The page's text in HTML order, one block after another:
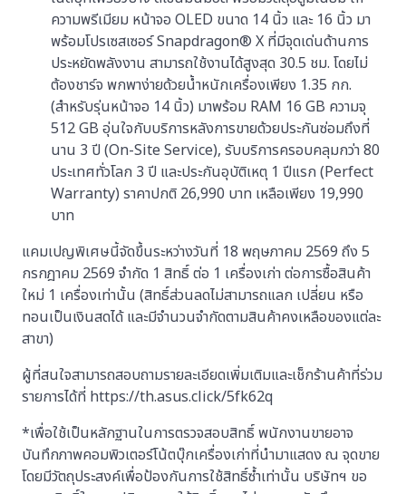
ความพรีเมียม หน้าจอ OLED ขนาด 14 นิ้ว และ 16 นิ้ว มา
พร้อมโปรเซสเซอร์ Snapdragon® X ที่มีจุดเด่นด้านการ
ประหยัดพลังงาน สามารถใช้งานได้สูงสุด 30.5 ชม. โดยไม่
ต้องชาร์จ พกพาง่ายด้วยน้ำหนักเครื่องเพียง 1.35 กก.
(สำหรับรุ่นหน้าจอ 14 นิ้ว) มาพร้อม RAM 16 GB ความจุ
512 GB อุ่นใจกับบริการหลังการขายด้วยประกันซ่อมถึงที่
นาน 3 ปี (On-Site Service), รับบริการครอบคลุมกว่า 80
ประเทศทั่วโลก 3 ปี และประกันอุบัติเหตุ 1 ปีแรก (Perfect
Warranty) ราคาปกติ 26,990 บาท เหลือเพียง 19,990
บาท
แคมเปญพิเศษนี้จัดขึ้นระหว่างวันที่ 18 พฤษภาคม 2569 ถึง 5
กรกฎาคม 2569 จำกัด 1 สิทธิ์ ต่อ 1 เครื่องเก่า ต่อการซื้อสินค้า
ใหม่ 1 เครื่องเท่านั้น (สิทธิ์ส่วนลดไม่สามารถแลก เปลี่ยน หรือ
ทอนเป็นเงินสดได้ และมีจำนวนจำกัดตามสินค้าคงเหลือของแต่ละ
สาขา)
ผู้ที่สนใจสามารถสอบถามรายละเอียดเพิ่มเติมและเช็กร้านค้าที่ร่วม
รายการได้ที่ https://th.asus.click/5fk62q
*เพื่อใช้เป็นหลักฐานในการตรวจสอบสิทธิ์ พนักงานขายอาจ
บันทึกภาพคอมพิวเตอร์โน้ตบุ๊กเครื่องเก่าที่นำมาแสดง ณ จุดขาย
โดยมีวัตถุประสงค์เพื่อป้องกันการใช้สิทธิ์ซ้ำเท่านั้น บริษัทฯ ขอ